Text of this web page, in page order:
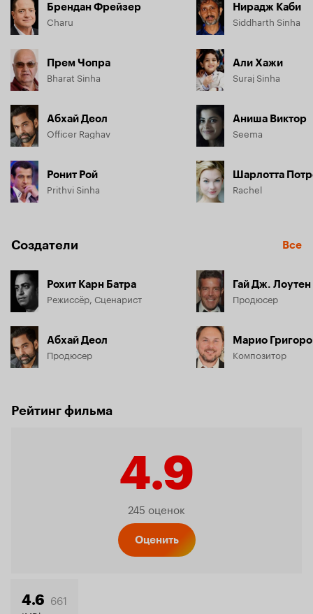
Брендан Фрейзер
Charu
Прем Чопра
Bharat Sinha
Абхай Деол
Officer Raghav
Ронит Рой
Prithvi Sinha
Нирадж Каби
Siddharth Sinha
Али Хажи
Suraj Sinha
Аниша Виктор
Seema
Шарлотта
Rachel
Создатели Все
Рохит Карн Батра
Режиссёр, Сценарист
Абхай Деол
Продюсер
Гай Дж. Лоутен
Продюсер
Марио
Композитор
Рейтинг фильма
4.9
Рейтинг
245 оценок
Оценить
4.6 661